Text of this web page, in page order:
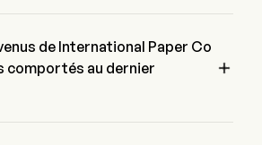
de International Paper Co
comportés au dernier
